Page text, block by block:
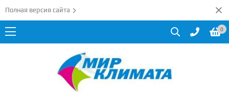
Полная версия сайта
0